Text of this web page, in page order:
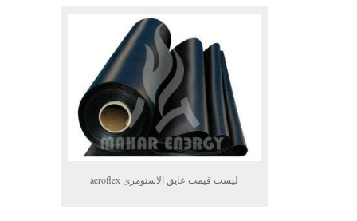
لیست قیمت عایق الاستومری aeroflex